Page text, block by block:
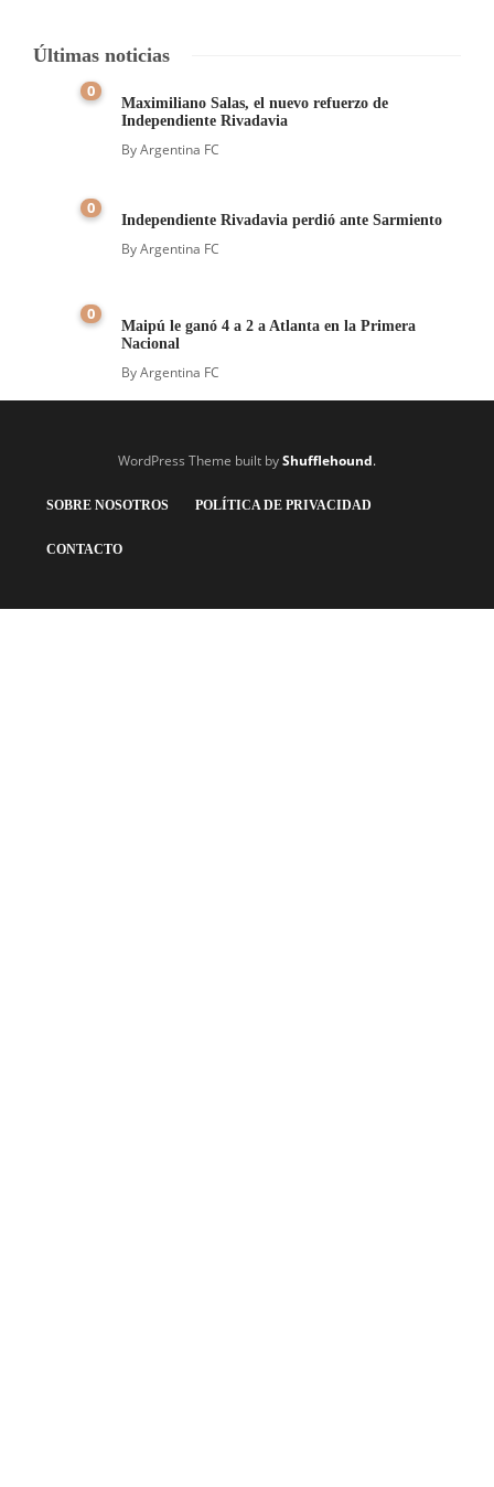
Últimas noticias
0
Maximiliano Salas, el nuevo refuerzo de
Independiente Rivadavia
ByArgentina FC
0
Independiente Rivadavia perdió ante Sarmiento
ByArgentina FC
0
Maipú le ganó 4 a 2 a Atlanta en la Primera
Nacional
ByArgentina FC
WordPress Theme built byShufflehound.
SOBRE NOSOTROS POLÍTICA DE PRIVACIDAD
CONTACTO